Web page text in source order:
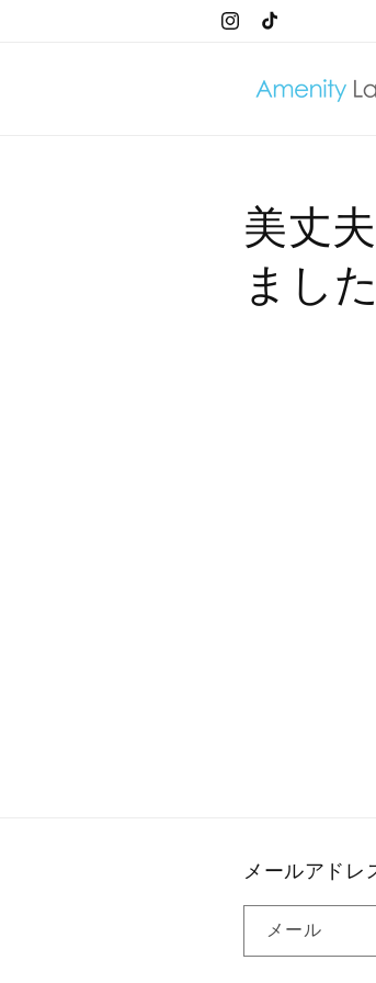
Instagram
TikTok
美丈
ました
メールアドレ
メール